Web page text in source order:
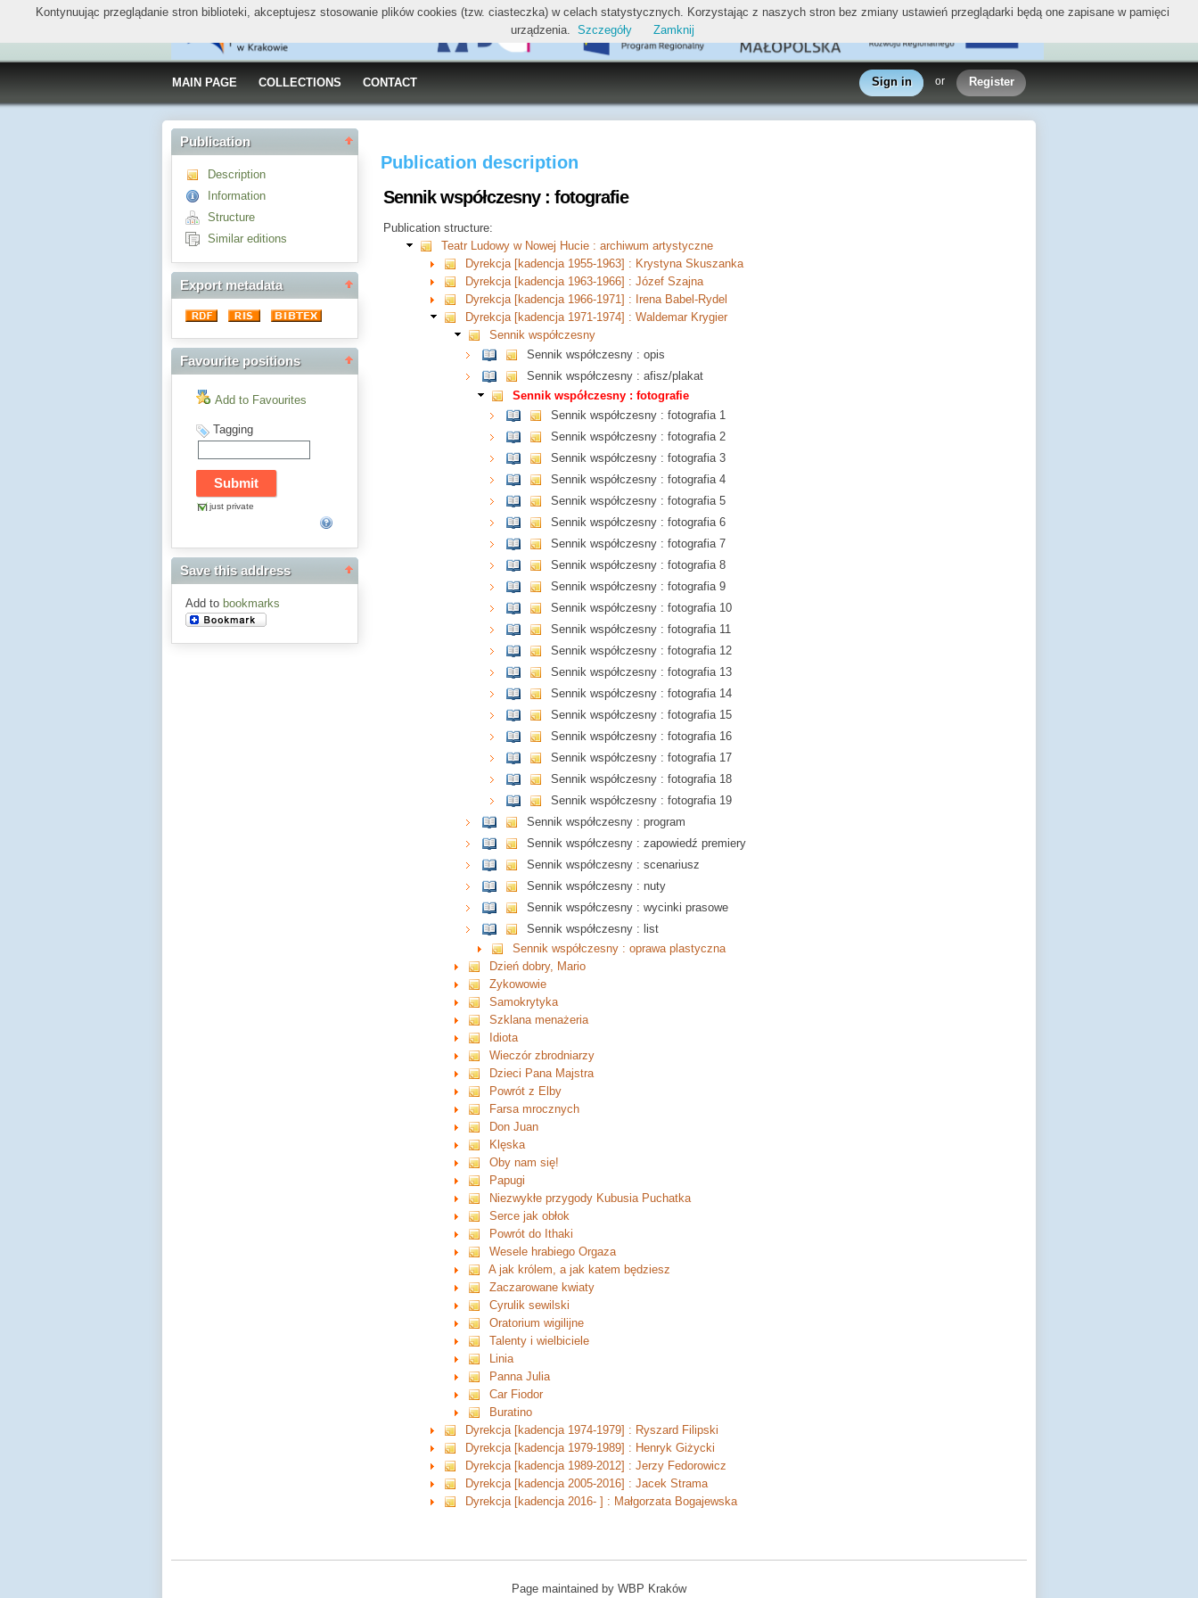
MAIN PAGE COLLECTIONS CONTACT Sign in or Register
Publication
Description
Information
Structure
Similar editions
Export metadata
Favourite positions
Add to Favourites
Tagging
just private
Save this address
Add to bookmarks
Publication description
Sennik współczesny : fotografie
Publication structure:
Teatr Ludowy w Nowej Hucie : archiwum artystyczne
Dyrekcja [kadencja 1955-1963] : Krystyna Skuszanka
Dyrekcja [kadencja 1963-1966] : Józef Szajna
Dyrekcja [kadencja 1966-1971] : Irena Babel-Rydel
Dyrekcja [kadencja 1971-1974] : Waldemar Krygier
Sennik współczesny
Sennik współczesny : opis
Sennik współczesny : afisz/plakat
Sennik współczesny : fotografie
Sennik współczesny : fotografia 1
Sennik współczesny : fotografia 2
Sennik współczesny : fotografia 3
Sennik współczesny : fotografia 4
Sennik współczesny : fotografia 5
Sennik współczesny : fotografia 6
Sennik współczesny : fotografia 7
Sennik współczesny : fotografia 8
Sennik współczesny : fotografia 9
Sennik współczesny : fotografia 10
Sennik współczesny : fotografia 11
Sennik współczesny : fotografia 12
Sennik współczesny : fotografia 13
Sennik współczesny : fotografia 14
Sennik współczesny : fotografia 15
Sennik współczesny : fotografia 16
Sennik współczesny : fotografia 17
Sennik współczesny : fotografia 18
Sennik współczesny : fotografia 19
Sennik współczesny : program
Sennik współczesny : zapowiedź premiery
Sennik współczesny : scenariusz
Sennik współczesny : nuty
Sennik współczesny : wycinki prasowe
Sennik współczesny : list
Sennik współczesny : oprawa plastyczna
Dzień dobry, Mario
Zykowowie
Samokrytyka
Szklana menażeria
Idiota
Wieczór zbrodniarzy
Dzieci Pana Majstra
Powrót z Elby
Farsa mrocznych
Don Juan
Klęska
Oby nam się!
Papugi
Niezwykłe przygody Kubusia Puchatka
Serce jak obłok
Powrót do Ithaki
Wesele hrabiego Orgaza
A jak królem, a jak katem będziesz
Zaczarowane kwiaty
Cyrulik sewilski
Oratorium wigilijne
Talenty i wielbiciele
Linia
Panna Julia
Car Fiodor
Buratino
Dyrekcja [kadencja 1974-1979] : Ryszard Filipski
Dyrekcja [kadencja 1979-1989] : Henryk Giżycki
Dyrekcja [kadencja 1989-2012] : Jerzy Fedorowicz
Dyrekcja [kadencja 2005-2016] : Jacek Strama
Dyrekcja [kadencja 2016- ] : Małgorzata Bogajewska
Page maintained by WBP Kraków
Kontynuując przeglądanie stron biblioteki, akceptujesz stosowanie plików cookies (tzw. ciasteczka) w celach statystycznych. Korzystając z naszych stron bez zmiany ustawień przeglądarki będą one zapisane w pamięci
urządzenia. Szczegóły Zamknij